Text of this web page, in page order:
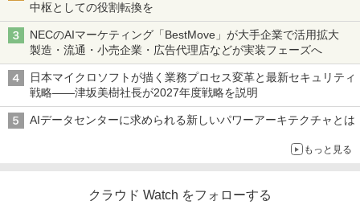
中枢としての役割転換を
NECのAIマーケティング「BestMove」が大手企業で活用拡大
製造・流通・小売企業・広告代理店などが実装フェーズへ
日本マイクロソフトが描く業務プロセス変革と最新セキュリティ
戦略――津坂美樹社長が2027年度戦略を説明
AIデータセンターに求められる新しいパワーアーキテクチャとは
もっと見る
クラウド Watch をフォローする